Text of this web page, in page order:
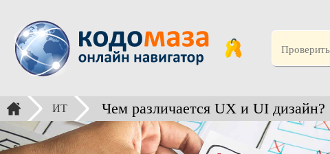
ИТ Чем различается UX и UI дизайн?